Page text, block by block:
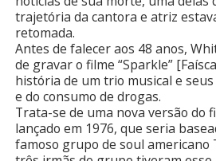
trajetória da cantora e atriz
retomada.
Antes de falecer aos 48 anos,
de gravar o filme “Sparkle”
história de um trio musical e
e do consumo de drogas.
Trata-se de uma nova versão do
lançado em 1976, que seria
famoso grupo de soul americano